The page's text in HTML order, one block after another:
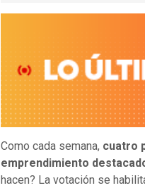
Como cada semana, cuatro
emprendimiento
hacen? La votación se